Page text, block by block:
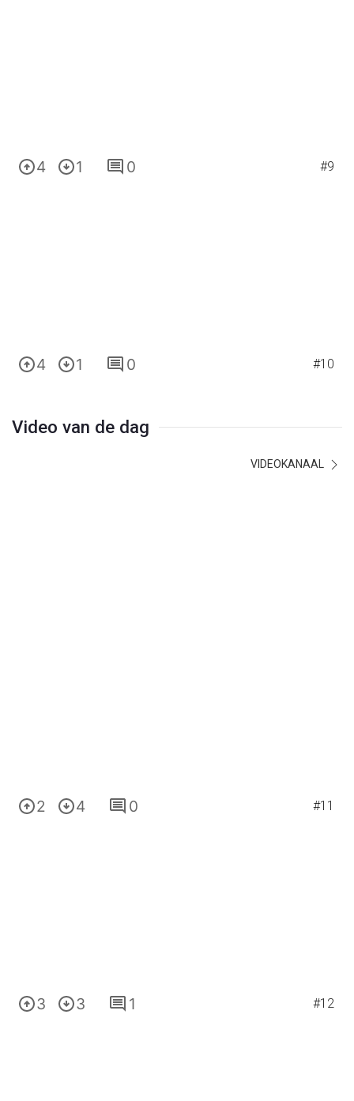
4 1 0 #9
4 1 0 #10
Video van de dag
VIDEOKANAAL
2 4 0 #11
3 3 1 #12